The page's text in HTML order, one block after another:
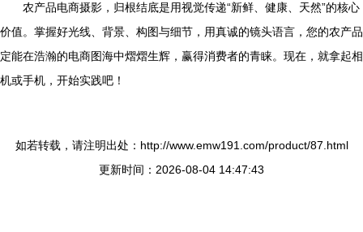
农产品电商摄影，归根结底是用视觉传递“新鲜、健康、天然”的核心
价值。掌握好光线、背景、构图与细节，用真诚的镜头语言，您的农产品
定能在浩瀚的电商图海中熠熠生辉，赢得消费者的青睐。现在，就拿起相
机或手机，开始实践吧！
如若转载，请注明出处：http://www.emw191.com/product/87.html
更新时间：2026-08-04 14:47:43